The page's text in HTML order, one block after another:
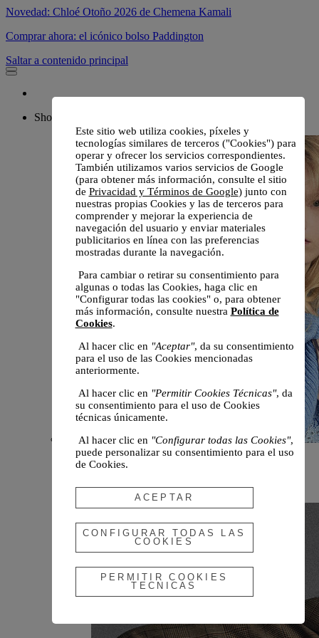
Novedad: Chloé Otoño 2026 de Chemena Kamali
Comprar ahora: el icónico bolso Paddington
Saltar a contenido principal
Shop
Novedades
Otoño 2026
Este sitio web utiliza cookies, píxeles y
tecnologías similares de terceros ("Cookies") para
operar y ofrecer los servicios correspondientes.
También utilizamos varios servicios de Google
(para obtener más información, consulte el sitio
de Privacidad y Términos de Google) junto con
nuestras propias Cookies y las de terceros para
comprender y mejorar la experiencia de
navegación del usuario y enviar materiales
publicitarios en línea con las preferencias
mostradas durante la navegación.
Para cambiar o retirar su consentimiento para
algunas o todas las Cookies, haga clic en
"Configurar todas las cookies" o, para obtener
más información, consulte nuestra Política de
Cookies.
Al hacer clic en "Aceptar", da su consentimiento
para el uso de las Cookies mencionadas
anteriormente.
Al hacer clic en "Permitir Cookies Técnicas", da
su consentimiento para el uso de Cookies
técnicas únicamente.
Al hacer clic en "Configurar todas las Cookies",
puede personalizar su consentimiento para el uso
de Cookies.
ACEPTAR
CONFIGURAR TODAS LAS
COOKIES
PERMITIR COOKIES
TECNICAS